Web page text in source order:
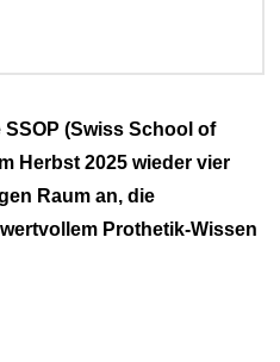
(Swiss School of
Herbst 2025 wieder vier
Raum an, die
Prothetik-Wissen